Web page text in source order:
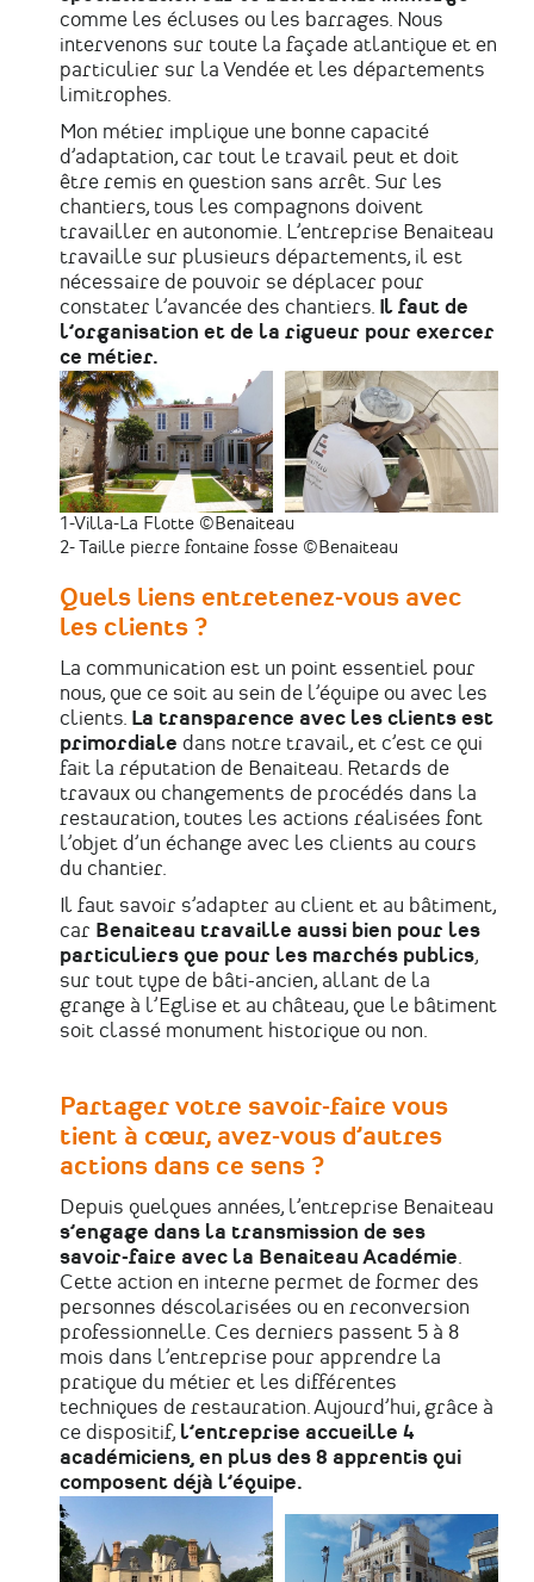
comme les écluses ou les barrages. Nous
intervenons sur toute la façade atlantique et en
particulier sur la Vendée et les départements
limitrophes.
Mon métier implique une bonne capacité
d’adaptation, car tout le travail peut et doit
être remis en question sans arrêt. Sur les
chantiers, tous les compagnons doivent
travailler en autonomie. L’entreprise Benaiteau
travaille sur plusieurs départements, il est
nécessaire de pouvoir se déplacer pour
constater l’avancée des chantiers. Il faut de
l’organisation et de la rigueur pour exercer
ce métier.
1-Villa-La Flotte ©Benaiteau
2- Taille pierre fontaine fosse ©Benaiteau
Quels liens entretenez-vous avec
les clients ?
La communication est un point essentiel pour
nous, que ce soit au sein de l’équipe ou avec les
clients. La transparence avec les clients est
primordiale dans notre travail, et c’est ce qui
fait la réputation de Benaiteau. Retards de
travaux ou changements de procédés dans la
restauration, toutes les actions réalisées font
l’objet d’un échange avec les clients au cours
du chantier.
Il faut savoir s’adapter au client et au bâtiment,
car Benaiteau travaille aussi bien pour les
particuliers que pour les marchés publics,
sur tout type de bâti-ancien, allant de la
grange à l’Eglise et au château, que le bâtiment
soit classé monument historique ou non.
Partager votre savoir-faire vous
tient à cœur, avez-vous d’autres
actions dans ce sens ?
Depuis quelques années, l’entreprise Benaiteau
s’engage dans la transmission de ses
savoir-faire avec la Benaiteau Académie.
Cette action en interne permet de former des
personnes déscolarisées ou en reconversion
professionnelle. Ces derniers passent 5 à 8
mois dans l’entreprise pour apprendre la
pratique du métier et les différentes
techniques de restauration.Aujourd’hui, grâce à
ce dispositif, l’entreprise accueille 4
académiciens, en plus des 8 apprentis qui
composent déjà l’équipe.